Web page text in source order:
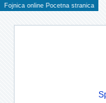
Fojnica online Pocetna stranica